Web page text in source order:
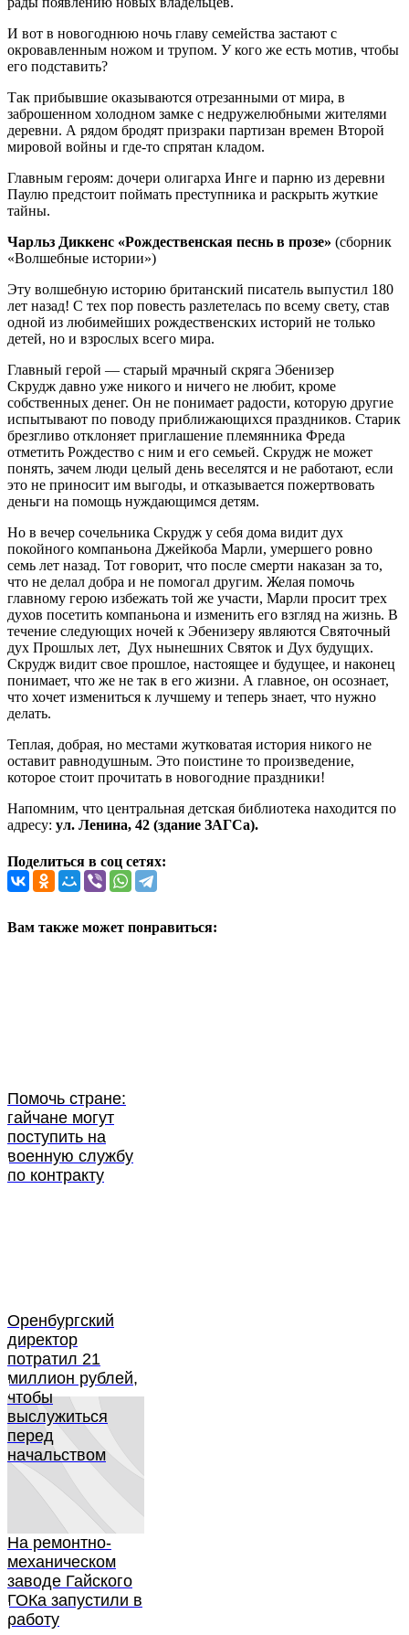
И вот в новогоднюю ночь главу семейства застают с
окровавленным ножом и трупом. У кого же есть мотив, чтобы
его подставить?
Так прибывшие оказываются отрезанными от мира, в
заброшенном холодном замке с недружелюбными жителями
деревни. А рядом бродят призраки партизан времен Второй
мировой войны и где-то спрятан кладом.
Главным героям: дочери олигарха Инге и парню из деревни
Паулю предстоит поймать преступника и раскрыть жуткие
тайны.
Чарльз Диккенс «Рождественская песнь в прозе» (сборник
«Волшебные истории»)
Эту волшебную историю британский писатель выпустил 180
лет назад! С тех пор повесть разлетелась по всему свету, став
одной из любимейших рождественских историй не только
детей, но и взрослых всего мира.
Главный герой — старый мрачный скряга Эбенизер
Скрудж давно уже никого и ничего не любит, кроме
собственных денег. Он не понимает радости, которую другие
испытывают по поводу приближающихся праздников. Старик
брезгливо отклоняет приглашение племянника Фреда
отметить Рождество с ним и его семьей. Скрудж не может
понять, зачем люди целый день веселятся и не работают, если
это не приносит им выгоды, и отказывается пожертвовать
деньги на помощь нуждающимся детям.
Но в вечер сочельника Скрудж у себя дома видит дух
покойного компаньона Джейкоба Марли, умершего ровно
семь лет назад. Тот говорит, что после смерти наказан за то,
что не делал добра и не помогал другим. Желая помочь
главному герою избежать той же участи, Марли просит трех
духов посетить компаньона и изменить его взгляд на жизнь. В
течение следующих ночей к Эбенизеру являются Святочный
дух Прошлых лет, Дух нынешних Святок и Дух будущих.
Скрудж видит свое прошлое, настоящее и будущее, и наконец
понимает, что же не так в его жизни. А главное, он осознает,
что хочет измениться к лучшему и теперь знает, что нужно
делать.
Теплая, добрая, но местами жутковатая история никого не
оставит равнодушным. Это поистине то произведение,
которое стоит прочитать в новогодние праздники!
Напомним, что центральная детская библиотека находится по
адресу: ул. Ленина, 42 (здание ЗАГСа).
Поделиться в соц сетях:
Вам также может понравиться:
Помочь стране:
гайчане могут
поступить на
военную службу
по контракту
Оренбургский
директор
потратил 21
миллион рублей,
чтобы
выслужиться
перед
начальством
На ремонтно-
механическом
заводе Гайского
ГОКа запустили в
работу